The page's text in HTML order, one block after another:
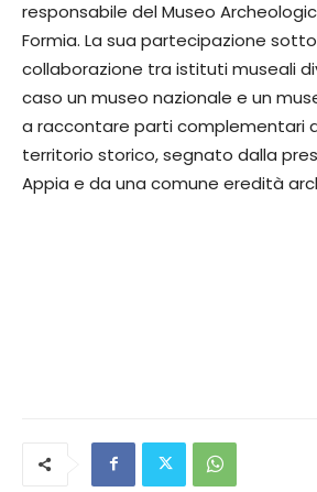
responsabile del Museo
Formia. La sua partecipazione
collaborazione tra istituti museali
caso un museo nazionale e un
a raccontare parti complementari
territorio storico, segnato dalla
Appia e da una comune eredità